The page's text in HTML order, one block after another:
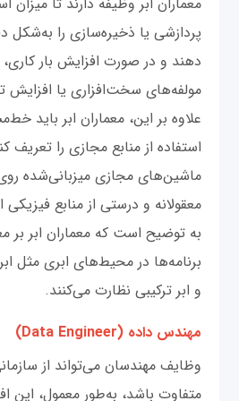
پردازشی یا ذخیره‌سازی را به‌شکل
دهند و در صورت افزایش بار کاری،
مولفه‌های سخت‌افزاری یا افزایش
علاوه بر این، معماران ابر باید
استفاده از منابع مجازی را تعریف
ماشین‌های مجازی میزبانی‌شده
معقولانه و درستی از منابع فیزیکی
به توضیح است که معماران ابر بر
برنامه‌ها در محیط‌های ابری مثل
و ابر ترکیبی نظارت می‌کنند.
مهندس داده (Data Engineer)
وظایف مهندسان می‌تواند از
متفاوت باشد، به‌طور معمول، این